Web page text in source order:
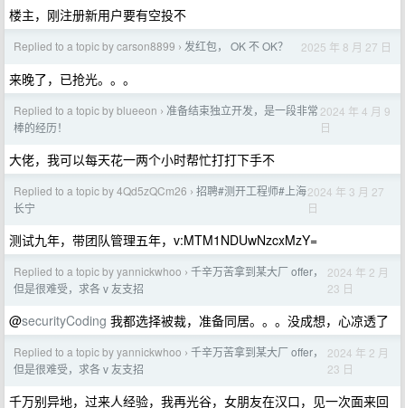
楼主，刚注册新用户要有空投不
Replied to a topic by carson8899 › 发红包， OK 不 OK？ 2025 年 8 月 27 日
来晚了，已抢光。。。
Replied to a topic by blueeon › 准备结束独立开发，是一段非常
棒的经历！
2024 年 4 月 9
日
大佬，我可以每天花一两个小时帮忙打打下手不
Replied to a topic by 4Qd5zQCm26 › 招聘#测开工程师#上海
长宁
2024 年 3 月 27
日
测试九年，带团队管理五年，v:MTM1NDUwNzcxMzY=
Replied to a topic by yannickwhoo › 千辛万苦拿到某大厂 offer，
但是很难受，求各 v 友支招
2024 年 2 月
23 日
@securityCoding 我都选择被裁，准备同居。。。没成想，心凉透了
Replied to a topic by yannickwhoo › 千辛万苦拿到某大厂 offer，
但是很难受，求各 v 友支招
2024 年 2 月
23 日
千万别异地，过来人经验，我再光谷，女朋友在汉口，见一次面来回